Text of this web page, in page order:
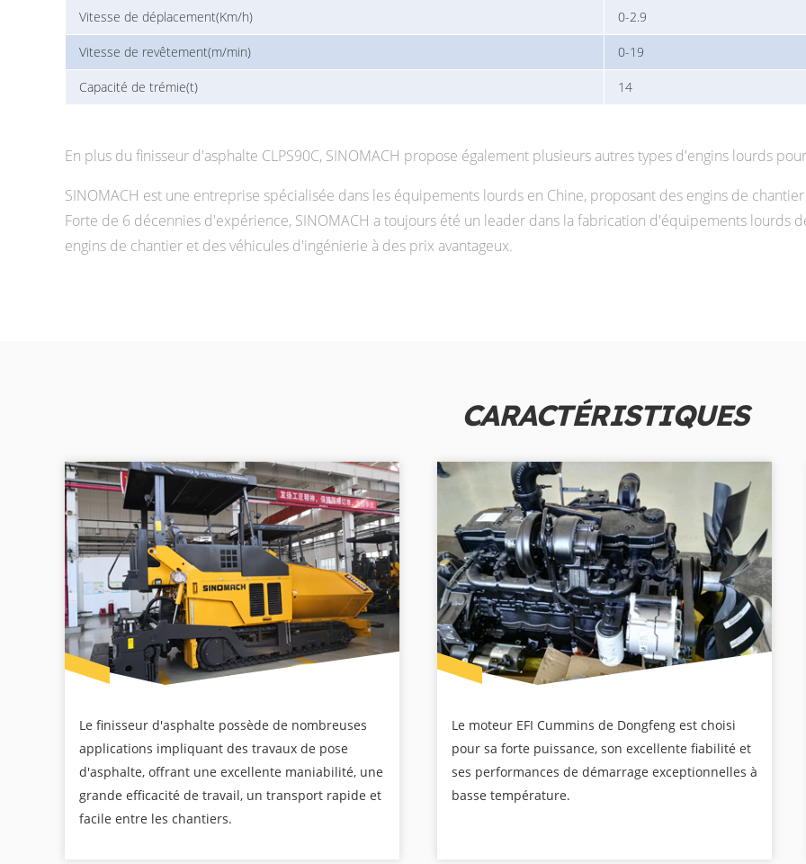
Vitesse de déplacement(Km/h) 0-2.9
Vitesse de revêtement(m/min) 0-19
Capacité de trémie(t) 14
En plus du finisseur d'asphalte CLPS90C, SINOMACH propose également plusieurs autres types d'engins lourds
SINOMACH est une entreprise spécialisée dans les équipements lourds en Chine, proposant des engins de
Forte de 6 décennies d'expérience, SINOMACH a toujours été un leader dans la fabrication d'équipements lourds
engins de chantier et des véhicules d'ingénierie à des prix avantageux.
CARACTÉRISTIQUES
Le finisseur d'asphalte possède de nombreuses
applications impliquant des travaux de pose
d'asphalte, offrant une excellente maniabilité, une
grande efficacité de travail, un transport rapide et
facile entre les chantiers.
Le moteur EFI Cummins de Dongfeng est choisi
pour sa forte puissance, son excellente fiabilité et
ses performances de démarrage exceptionnelles à
basse température.